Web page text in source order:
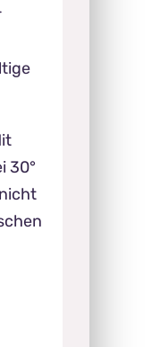
30°